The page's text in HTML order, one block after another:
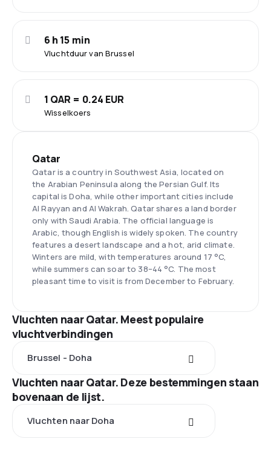
Vluchtduur van Brussel
6 h 15 min
Wisselkoers
1 QAR = 0.24 EUR
Qatar
Qatar is a country in Southwest Asia, located on
the Arabian Peninsula along the Persian Gulf. Its
capital is Doha, while other important cities include
Al Rayyan and Al Wakrah. Qatar shares a land border
only with Saudi Arabia. The official language is
Arabic, though English is widely spoken. The country
features a desert landscape and a hot, arid climate.
Winters are mild, with temperatures around 17 °C,
while summers can soar to 38–44 °C. The most
pleasant time to visit is from December to February.
Vluchten naar Qatar. Meest populaire
vluchtverbindingen
Brussel - Doha
Vluchten naar Qatar. Deze bestemmingen staan
bovenaan de lijst.
Vluchten naar Doha